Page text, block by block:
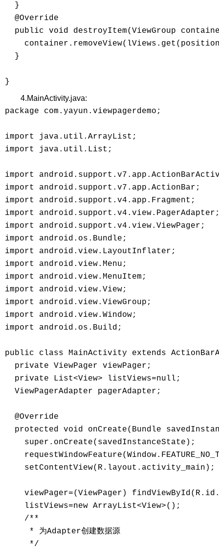
  }
  @Override
public void destroyItem(ViewGroup
  }
4.MainActivity.java:
package com.yayun.viewpagerdemo;
import java.util.ArrayList;
import java.util.List;
import
import android.support.v7.app.ActionBar;
import android.support.v4.app.Fragment;
import
import android.support.v4.view.ViewPager;
import android.os.Bundle;
import android.view.LayoutInflater;
import android.view.Menu;
import android.view.MenuItem;
import android.view.View;
import android.view.ViewGroup;
import android.view.Window;
import android.os.Build;
public class MainActivity extends
  private ViewPager viewPager;
  private List<View> listViews=null;
  ViewPagerAdapter pagerAdapter;
  @Override
protected void onCreate(Bundle
    super.onCreate(savedInstanceState);
viewPager=(ViewPager)
    listViews=new ArrayList<View>();
    /**
     * 为Adapter创建数据源
     */